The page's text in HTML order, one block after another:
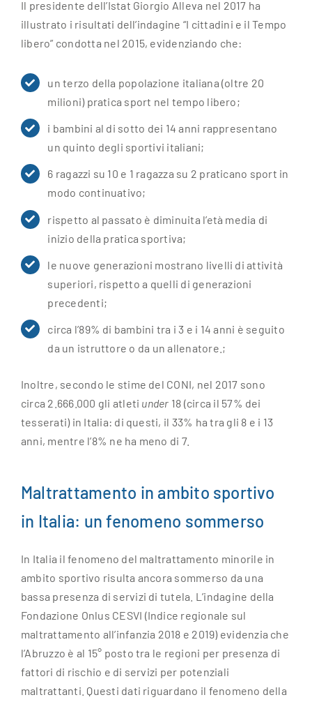
Il presidente dell’Istat Giorgio Alleva nel 2017 ha
illustrato i risultati dell’indagine “I cittadini e il Tempo
libero” condotta nel 2015, evidenziando che:
un terzo della popolazione italiana (oltre 20
milioni) pratica sport nel tempo libero;
i bambini al di sotto dei 14 anni rappresentano
un quinto degli sportivi italiani;
6 ragazzi su 10 e 1 ragazza su 2 praticano sport in
modo continuativo;
rispetto al passato è diminuita l’età media di
inizio della pratica sportiva;
le nuove generazioni mostrano livelli di attività
superiori, rispetto a quelli di generazioni
precedenti;
circa l’89% di bambini tra i 3 e i 14 anni è seguito
da un istruttore o da un allenatore.;
Inoltre, secondo le stime del CONI, nel 2017 sono
circa 2.666.000 gli atleti under 18 (circa il 57% dei
tesserati) in Italia: di questi, il 33% ha tra gli 8 e i 13
anni, mentre l’8% ne ha meno di 7.
Maltrattamento in ambito sportivo
in Italia: un fenomeno sommerso
In Italia il fenomeno del maltrattamento minorile in
ambito sportivo risulta ancora sommerso da una
bassa presenza di servizi di tutela. L’indagine della
Fondazione Onlus CESVI (Indice regionale sul
maltrattamento all’infanzia 2018 e 2019) evidenzia che
l’Abruzzo è al 15° posto tra le regioni per presenza di
fattori di rischio e di servizi per potenziali
maltrattanti. Questi dati riguardano il fenomeno della